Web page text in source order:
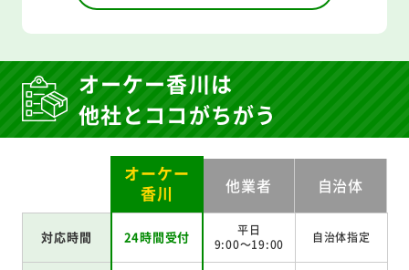
オーケー香川は
他社とココがちがう
オーケー
香川
他業者 自治体
対応時間 24時間受付
平日
9:00～19:00
自治体指定